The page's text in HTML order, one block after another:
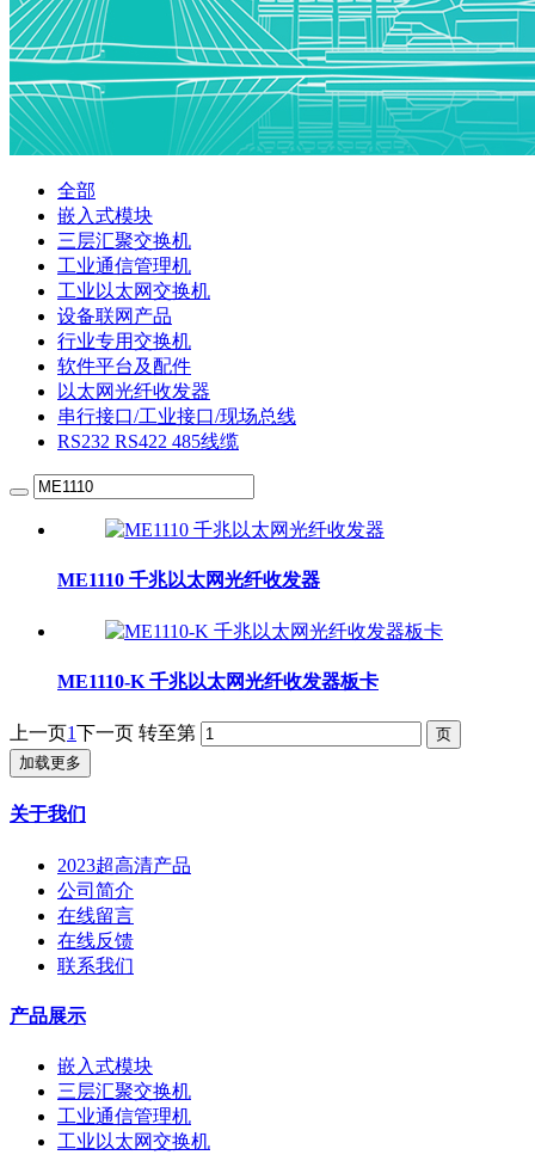
全部
嵌入式模块
三层汇聚交换机
工业通信管理机
工业以太网交换机
设备联网产品
行业专用交换机
软件平台及配件
以太网光纤收发器
串行接口/工业接口/现场总线
RS232 RS422 485线缆
ME1110 千兆以太网光纤收发器
ME1110-K 千兆以太网光纤收发器板卡
上一页1下一页 转至第
加载更多
关于我们
2023超高清产品
公司简介
在线留言
在线反馈
联系我们
产品展示
嵌入式模块
三层汇聚交换机
工业通信管理机
工业以太网交换机